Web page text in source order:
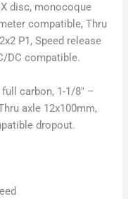
disc, monocoque
compatible, Thru
P1, Speed release
DC compatible.
full carbon, 1-1/8″ –
axle 12x100mm,
dropout.